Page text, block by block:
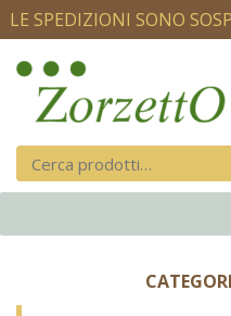
LE SPEDIZIONI SONO